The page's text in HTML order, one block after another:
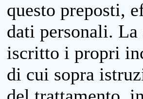
questo preposti,
dati personali. La
iscritto i propri
di cui sopra